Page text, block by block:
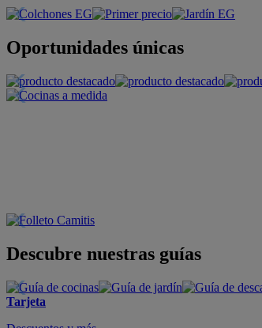
Oportunidades únicas
Descubre nuestras guías
Tarjeta